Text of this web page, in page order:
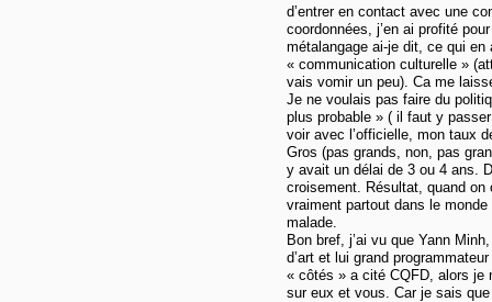
d’entrer en contact avec une
coordonnées, j’en ai profité
métalangage ai-je dit, ce qui en
« communication culturelle »
vais vomir un peu). Ca me
Je ne voulais pas faire du
plus probable » ( il faut y
voir avec l’officielle, mon taux
Gros (pas grands, non, pas
y avait un délai de 3 ou 4 ans.
croisement. Résultat, quand on
vraiment partout dans le
malade.
Bon bref, j’ai vu que Yann
d’art et lui grand
« côtés » a cité CQFD, alors je
sur eux et vous. Car je sais